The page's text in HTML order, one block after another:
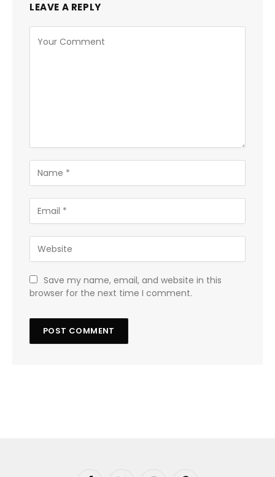
LEAVE A REPLY
Save my name, email, and website in this
browser for the next time I comment.